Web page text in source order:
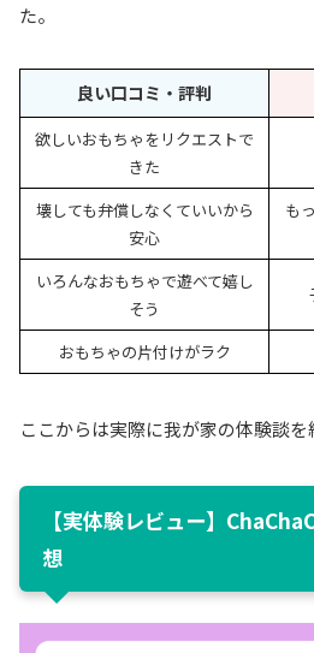
た。
良い口コミ・評判
欲しいおもちゃをリクエストで
きた
壊しても弁償しなくていいから
安心
も
いろんなおもちゃで遊べて嬉し
そう
おもちゃの片付けがラク
ここからは実際に我が家の体験談を
【実体験レビュー】
想